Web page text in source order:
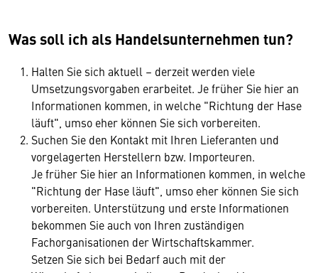
Was soll ich als Handelsunternehmen tun?
Halten Sie sich aktuell – derzeit werden viele
Umsetzungsvorgaben erarbeitet. Je früher Sie hier an
Informationen kommen, in welche "Richtung der Hase
läuft", umso eher können Sie sich vorbereiten.
Suchen Sie den Kontakt mit Ihren Lieferanten und
vorgelagerten Herstellern bzw. Importeuren.
Je früher Sie hier an Informationen kommen, in welche
"Richtung der Hase läuft", umso eher können Sie sich
vorbereiten. Unterstützung und erste Informationen
bekommen Sie auch von Ihren zuständigen
Fachorganisationen der Wirtschaftskammer.
Setzen Sie sich bei Bedarf auch mit der